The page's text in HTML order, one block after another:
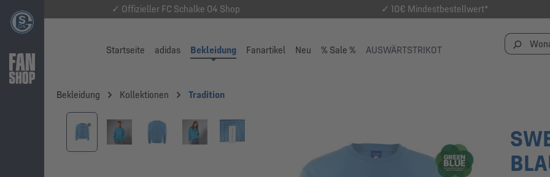
✓ Offizieller FC Schalke 04 Shop ✓ 10€ Mindestbestellwert*
Startseite adidas Bekleidung Fanartikel Neu % Sale % AUSWÄRTSTRIKOT
Bekleidung Kollektionen Tradition
Bildergalerie überspringen